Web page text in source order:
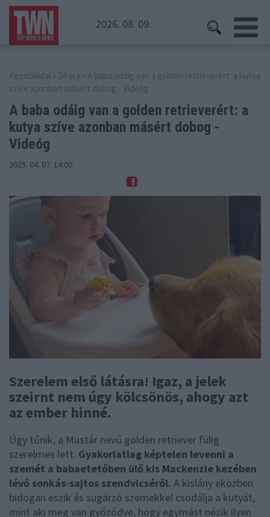
2026. 08. 09.
Kezdőoldal » 24 óra » A baba odáig van a golden retrieverért: a kutya
szíve azonban másért dobog - Videóg
A baba odáig van a golden retrieverért: a
kutya szíve azonban másért dobog -
Videóg
2025. 04. 07. 14:00
Szerelem első látásra! Igaz, a jelek
szeirnt nem úgy kölcsönös, ahogy azt
az ember hinné.
Úgy tűnik, a Mustár nevű golden retriever fülig
szerelmes lett. Gyakorlatlag képtelen levenni a
szemét a babaetetőben ülő kis Mackenzie kezében
lévő sonkás-sajtos szendvicséről. A kislány eközben
bidogan eszik és sugárzó szemekkel csodálja a kutyát,
mint aki meg van győződve, hogy egymást nézik ilyen